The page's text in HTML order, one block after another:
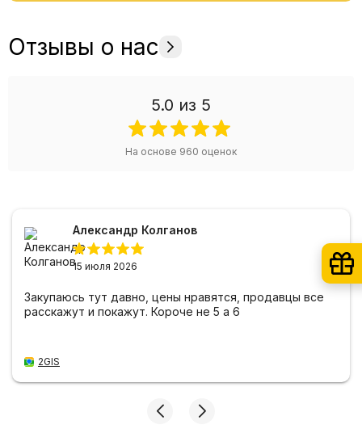
Отзывы о нас
5.0 из 5
На основе 960 оценок
Александр Колганов
15 июля 2026
Закупаюсь тут давно, цены нравятся, продавцы все
расскажут и покажут. Короче не 5 а 6
2GIS